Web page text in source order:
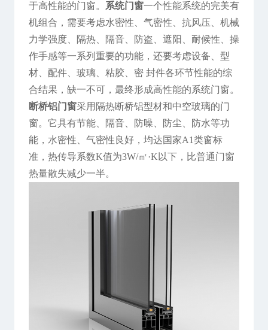
于高性能的门窗。
系统门窗一个性能系统的完美有
机组合，需要考虑水密性、气密性、抗风压、机械
力学强度、隔热、隔音、防盗、遮阳、耐候性、操
作手感等一系列重要的功能，还要考虑设备、型
材、配件、玻璃、粘胶、密 封件各环节性能的综
合结果，缺一不可，最终形成高性能的系统门窗。
断桥铝门窗采用隔热断桥铝型材和中空玻璃的门
窗。它具有节能、隔音、防噪、防尘、防水等功
能，水密性、气密性良好，均达国家A1类窗标
准，热传导系数K值为3W/㎡·K以下，比普通门窗
热量散失减少一半。